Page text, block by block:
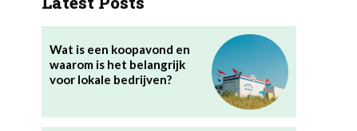
Wat is een koopavond en
waarom is het belangrijk
voor lokale bedrijven?